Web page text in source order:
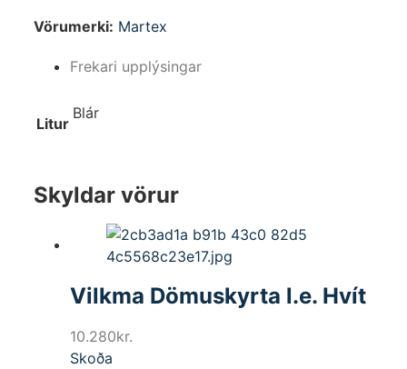
Vörumerki: Martex
Frekari upplýsingar
Litur
Blár
Skyldar vörur
Vilkma Dömuskyrta l.e. Hvít
10.280kr.
Skoða